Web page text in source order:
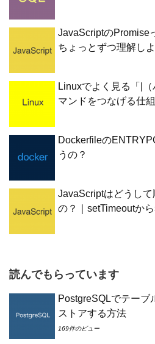
JavaScriptのPromise
ちょっとずつ理解し
Linuxでよく見る「|
マンドをつなげる仕
Dockerfileの
うの？
JavaScriptはどうし
の？｜setTimeoutか
読んでもらっています
PostgreSQLでテーブ
ストアする方法
169件のビュー